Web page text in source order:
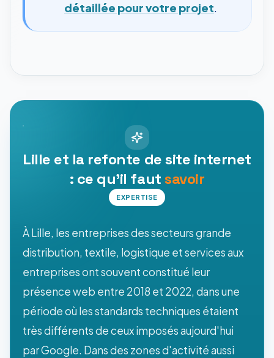
détaillée pour votre projet.
Lille et la refonte de site internet
: ce qu'il fautsavoir
EXPERTISE
À Lille, les entreprises des secteurs grande
distribution, textile, logistique et services aux
entreprises ont souvent constitué leur
présence web entre 2018 et 2022, dans une
période où les standards techniques étaient
très différents de ceux imposés aujourd'hui
par Google. Dans des zones d'activité aussi